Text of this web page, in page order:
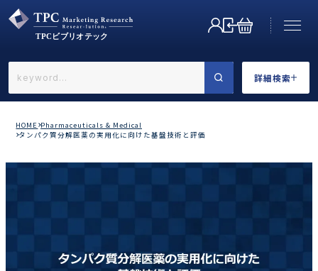
詳細検索
←戻る
HOME Pharmaceuticals & Medical
タンパク質分解医薬の実用化に向けた基盤技術と評価